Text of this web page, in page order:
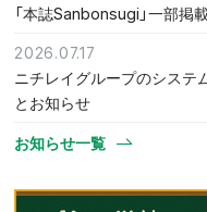
「本誌Sanbonsugi」一部掲
2026.07.17
ニチレイグループのシステ
とお知らせ
お知らせ一覧